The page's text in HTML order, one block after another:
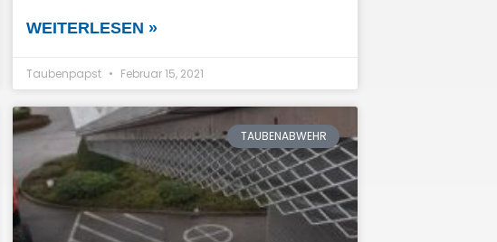
WEITERLESEN »
Taubenpapst Februar 15, 2021
TAUBENABWEHR